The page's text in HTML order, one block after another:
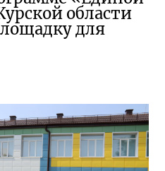
области
для